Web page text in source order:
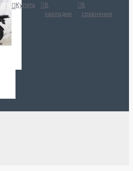
Купить
В
закладки
В
сравнение